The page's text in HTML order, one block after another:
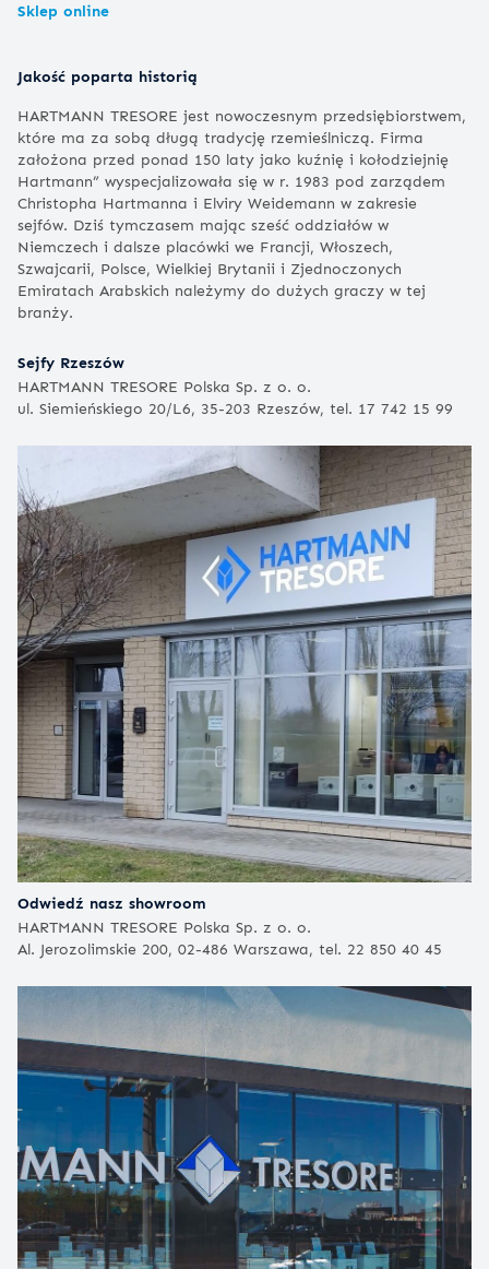
Sklep online
Jakość poparta historią
HARTMANN TRESORE jest nowoczesnym przedsiębiorstwem,
które ma za sobą długą tradycję rzemieślniczą. Firma
założona przed ponad 150 laty jako kuźnię i kołodziejnię
Hartmann” wyspecjalizowała się w r. 1983 pod zarządem
Christopha Hartmanna i Elviry Weidemann w zakresie
sejfów. Dziś tymczasem mając sześć oddziałów w
Niemczech i dalsze placówki we Francji, Włoszech,
Szwajcarii, Polsce, Wielkiej Brytanii i Zjednoczonych
Emiratach Arabskich należymy do dużych graczy w tej
branży.
Sejfy Rzeszów
HARTMANN TRESORE Polska Sp. z o. o.
ul. Siemieńskiego 20/L6, 35-203 Rzeszów, tel. 17 742 15 99
Odwiedź nasz showroom
HARTMANN TRESORE Polska Sp. z o. o.
Al. Jerozolimskie 200, 02-486 Warszawa, tel. 22 850 40 45